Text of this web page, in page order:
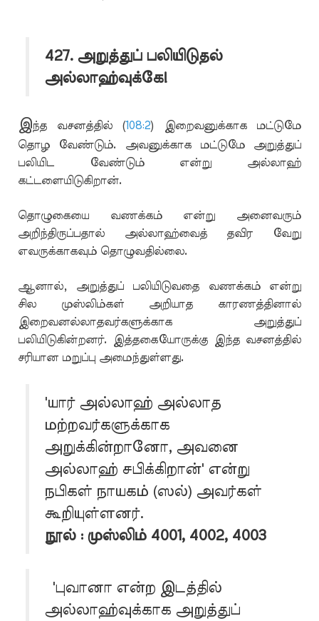
427. அறுத்துப் பலியிடுதல்
அல்லாஹ்வுக்கே!
இந்த வசனத்தில் (108:2) இறைவனுக்காக மட்டுமே
தொழ வேண்டும். அவனுக்காக மட்டுமே அறுத்துப்
பலியிட வேண்டும் என்று அல்லாஹ்
கட்டளையிடுகிறான்.
தொழுகையை வணக்கம் என்று அனைவரும்
அறிந்திருப்பதால் அல்லாஹ்வைத் தவிர வேறு
எவருக்காகவும் தொழுவதில்லை.
ஆனால், அறுத்துப் பலியிடுவதை வணக்கம் என்று
சில முஸ்லிம்கள் அறியாத காரணத்தினால்
இறைவனல்லாதவர்களுக்காக அறுத்துப்
பலியிடுகின்றனர். இத்தகையோருக்கு இந்த வசனத்தில்
சரியான மறுப்பு அமைந்துள்ளது.
'யார் அல்லாஹ் அல்லாத
மற்றவர்களுக்காக
அறுக்கின்றானோ, அவனை
அல்லாஹ் சபிக்கிறான்' என்று
நபிகள் நாயகம் (ஸல்) அவர்கள்
கூறியுள்ளனர்.
நூல் : முஸ்லிம் 4001, 4002, 4003
'புவானா என்ற இடத்தில்
அல்லாஹ்வுக்காக அறுத்துப்